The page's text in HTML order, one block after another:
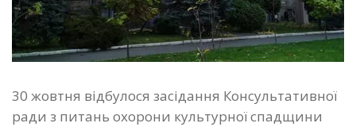
30 жовтня відбулося засідання Консультативної
ради з питань охорони культурної спадщини